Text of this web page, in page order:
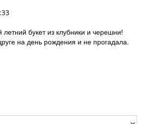
букет из клубники и черешни!
на день рождения и не прогадала.